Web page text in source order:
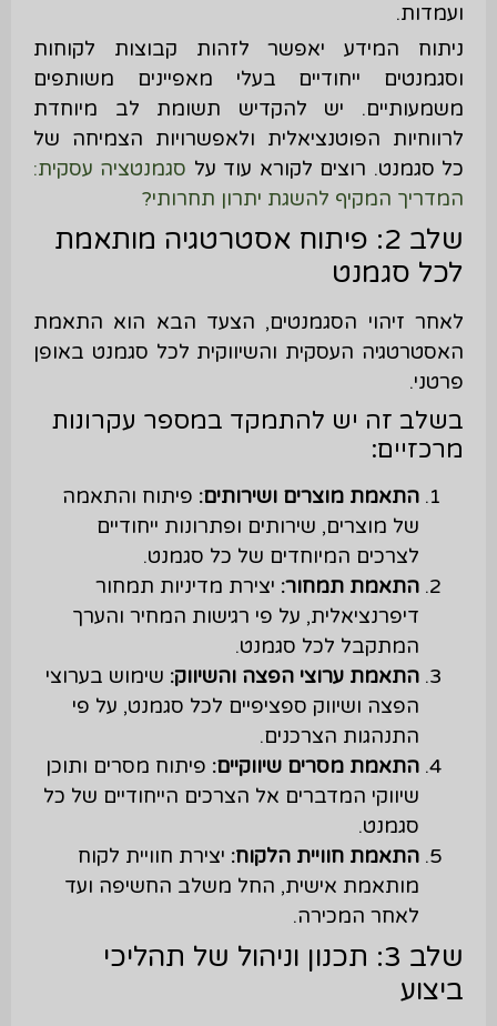
ועמדות.
ניתוח המידע יאפשר לזהות קבוצות לקוחות
וסגמנטים ייחודיים בעלי מאפיינים משותפים
משמעותיים. יש להקדיש תשומת לב מיוחדת
לרווחיות הפוטנציאלית ולאפשרויות הצמיחה של
כל סגמנט. רוצים לקורא עוד על סגמנטציה עסקית:
המדריך המקיף להשגת יתרון תחרותי?
שלב 2: פיתוח אסטרטגיה מותאמת
לכל סגמנט
לאחר זיהוי הסגמנטים, הצעד הבא הוא התאמת
האסטרטגיה העסקית והשיווקית לכל סגמנט באופן
פרטני.
בשלב זה יש להתמקד במספר עקרונות
מרכזיים:
התאמת מוצרים ושירותים: פיתוח והתאמה
של מוצרים, שירותים ופתרונות ייחודיים
לצרכים המיוחדים של כל סגמנט.
התאמת תמחור: יצירת מדיניות תמחור
דיפרנציאלית, על פי רגישות המחיר והערך
המתקבל לכל סגמנט.
התאמת ערוצי הפצה והשיווק: שימוש בערוצי
הפצה ושיווק ספציפיים לכל סגמנט, על פי
התנהגות הצרכנים.
התאמת מסרים שיווקיים: פיתוח מסרים ותוכן
שיווקי המדברים אל הצרכים הייחודיים של כל
סגמנט.
התאמת חוויית הלקוח: יצירת חוויית לקוח
מותאמת אישית, החל משלב החשיפה ועד
לאחר המכירה.
שלב 3: תכנון וניהול של תהליכי
ביצוע